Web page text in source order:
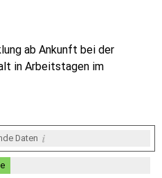
ab Ankunft bei der
in Arbeitstagen im
Daten i